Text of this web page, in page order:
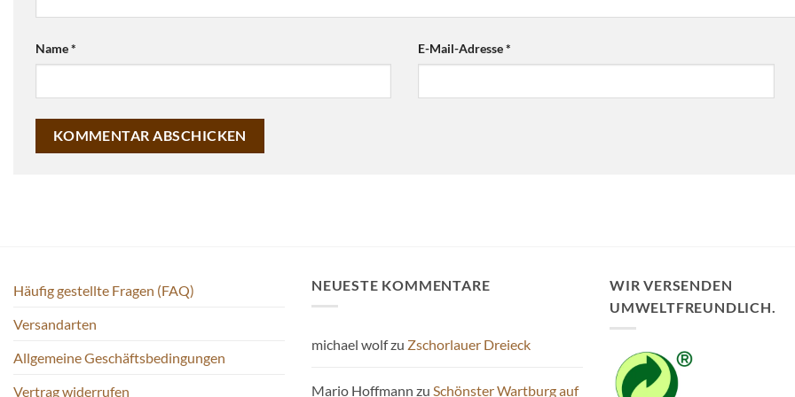
Name* E-Mail-Adresse*
Häufig gestellte Fragen (FAQ)
Versandarten
Allgemeine Geschäftsbedingungen
Vertrag widerrufen
NEUESTE KOMMENTARE
michael wolfzu Zschorlauer Dreieck
Mario Hoffmann zu Schönster Wartburg auf
WIR VERSENDEN
UMWELTFREUNDLICH.